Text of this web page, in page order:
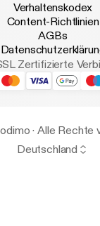
Verhaltenskodex
Content-Richtlinien
AGBs
Zertifizierte
· Alle Rechte
Deutschland